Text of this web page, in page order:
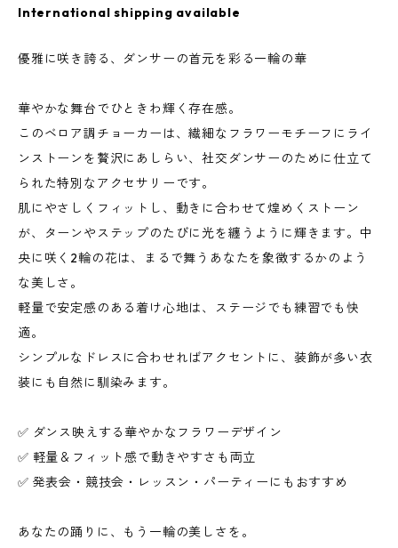
International shipping available
優雅に咲き誇る、ダンサーの首元を彩る一輪の華
華やかな舞台でひときわ輝く存在感。
このベロア調チョーカーは、繊細なフラワーモチーフにライ
ンストーンを贅沢にあしらい、社交ダンサーのために仕立て
られた特別なアクセサリーです。
肌にやさしくフィットし、動きに合わせて煌めくストーン
が、ターンやステップのたびに光を纏うように輝きます。中
央に咲く2輪の花は、まるで舞うあなたを象徴するかのよう
な美しさ。
軽量で安定感のある着け心地は、ステージでも練習でも快
適。
シンプルなドレスに合わせればアクセントに、装飾が多い衣
装にも自然に馴染みます。
✅ ダンス映えする華やかなフラワーデザイン
✅ 軽量＆フィット感で動きやすさも両立
✅ 発表会・競技会・レッスン・パーティーにもおすすめ
あなたの踊りに、もう一輪の美しさを。